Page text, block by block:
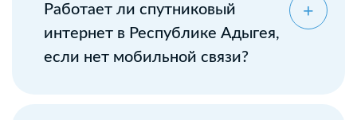
Работает ли спутниковый
интернет в Республике Адыгея,
если нет мобильной связи?